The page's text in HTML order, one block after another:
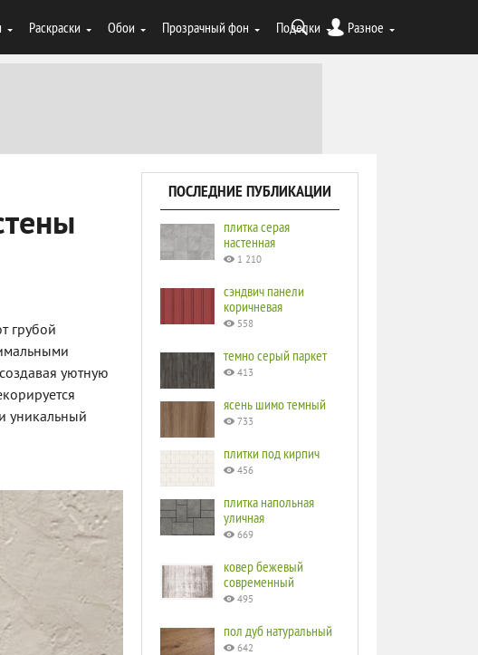
Раскраски Обои Прозрачный фон Поделки Разное
грубой
уютную
уникальный
ПОСЛЕДНИЕ ПУБЛИКАЦИИ
плитка серая
настенная
1 210
сэндвич панели
коричневая
558
темно серый паркет
413
ясень шимо темный
733
плитки под кирпич
456
плитка напольная
уличная
669
ковер бежевый
современный
495
пол дуб натуральный
642